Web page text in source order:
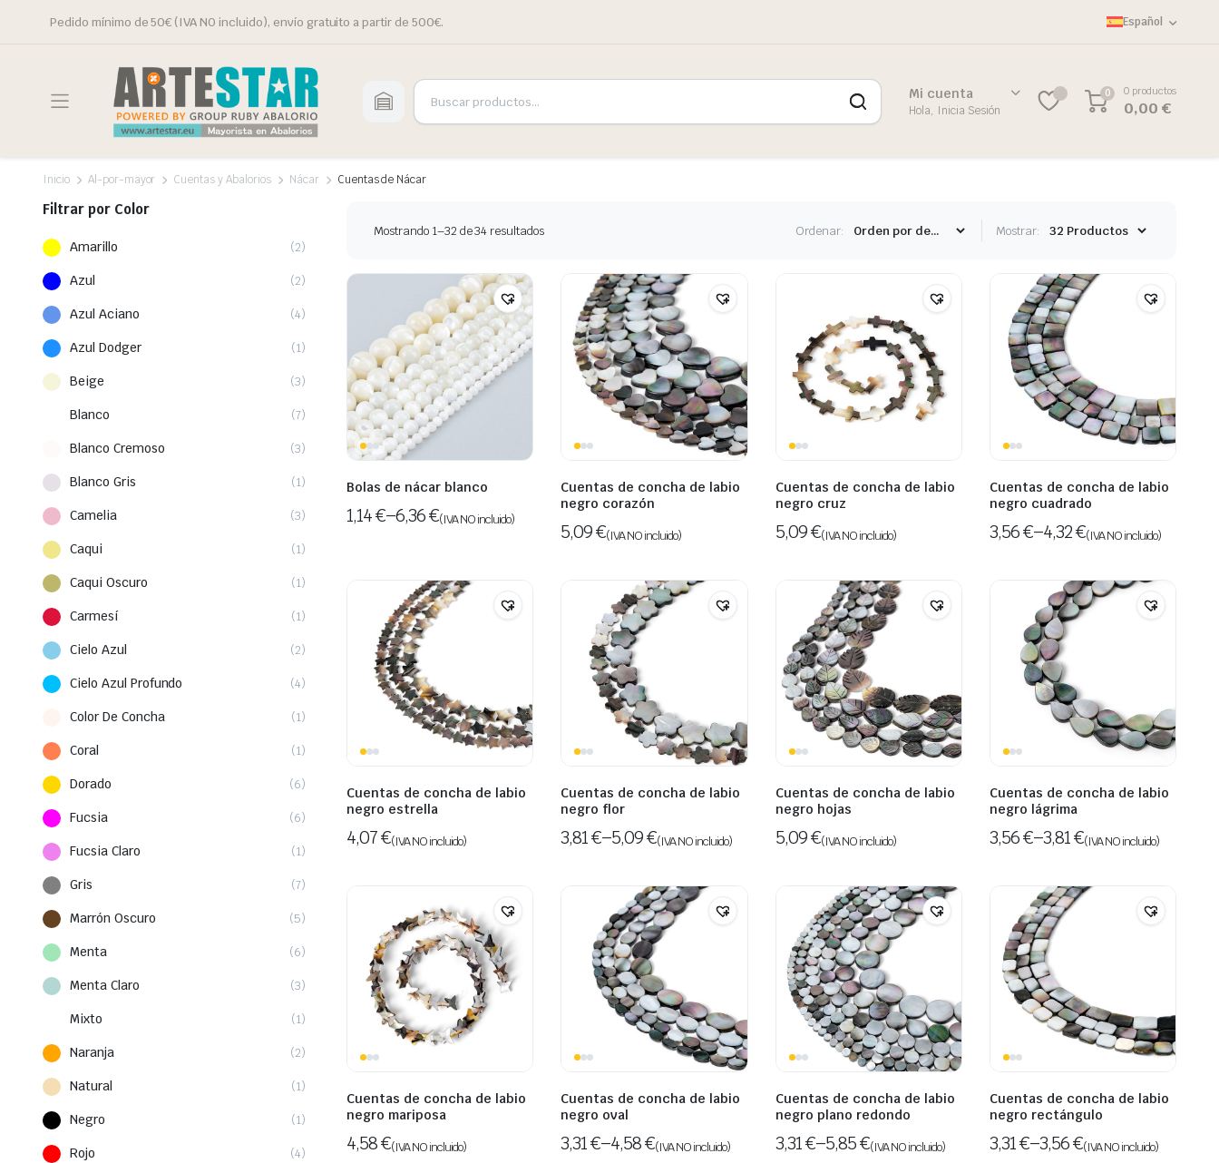
Pedido mínimo de 50€ (IVA NO incluido), envío gratuito a partir de 500€. Español
Mi cuenta
Hola, Inicia Sesión
0 0 productos
0,00€
Inicio Al-por-mayor Cuentas y Abalorios Nácar Cuentas de Nácar
Mostrando 1–32 de 34 resultados Ordenar: Mostrar:
Bolas de nácar blanco
1,14€–6,36€(IVA NO incluido)
Cuentas de concha de labio
negro corazón
5,09€(IVA NO incluido)
Cuentas de concha de labio
negro cruz
5,09€(IVA NO incluido)
Cuentas de concha de labio
negro cuadrado
3,56€–4,32€(IVA NO incluido)
Cuentas de concha de labio
negro estrella
4,07€(IVA NO incluido)
Cuentas de concha de labio
negro flor
3,81€–5,09€(IVA NO incluido)
Cuentas de concha de labio
negro hojas
5,09€(IVA NO incluido)
Cuentas de concha de labio
negro lágrima
3,56€–3,81€(IVA NO incluido)
Cuentas de concha de labio
negro mariposa
4,58€(IVA NO incluido)
Cuentas de concha de labio
negro oval
3,31€–4,58€(IVA NO incluido)
Cuentas de concha de labio
negro plano redondo
3,31€–5,85€(IVA NO incluido)
Cuentas de concha de labio
negro rectángulo
3,31€–3,56€(IVA NO incluido)
Filtrar por Color
Amarillo (2)
Azul (2)
Azul Aciano (4)
Azul Dodger (1)
Beige (3)
Blanco (7)
Blanco Cremoso (3)
Blanco Gris (1)
Camelia (3)
Caqui (1)
Caqui Oscuro (1)
Carmesí (1)
Cielo Azul (2)
Cielo Azul Profundo (4)
Color De Concha (1)
Coral (1)
Dorado (6)
Fucsia (6)
Fucsia Claro (1)
Gris (7)
Marrón Oscuro (5)
Menta (6)
Menta Claro (3)
Mixto (1)
Naranja (2)
Natural (1)
Negro (1)
Rojo (4)